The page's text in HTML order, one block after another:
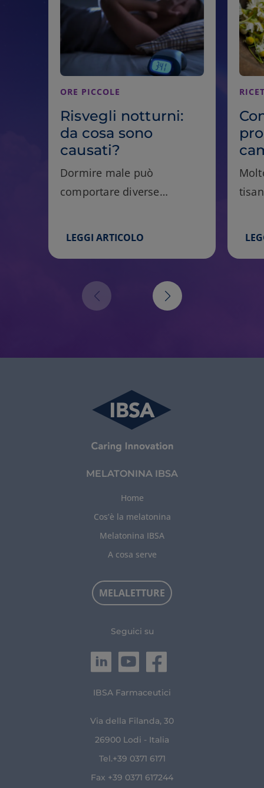
ORE PICCOLE
Risvegli notturni:
da cosa sono
causati?
Dormire male può
comportare diverse
LEGGI ARTICOLO
MELATONINA IBSA
Home
Cos’è la melatonina
Melatonina IBSA
A cosa serve
MELALETTURE
Seguici su
IBSA Farmaceutici
Via della Filanda, 30
26900 Lodi - Italia
Tel.+39 0371 6171
Fax +39 0371 617244